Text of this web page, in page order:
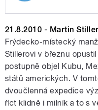
Sladkým
21.8.2010 - Martin
Frýdecko-místecký
Stillerovi v březnu
postupně objel Kubu,
států amerických. V
dvoučlenná expedice
říct klidně i milník a to s